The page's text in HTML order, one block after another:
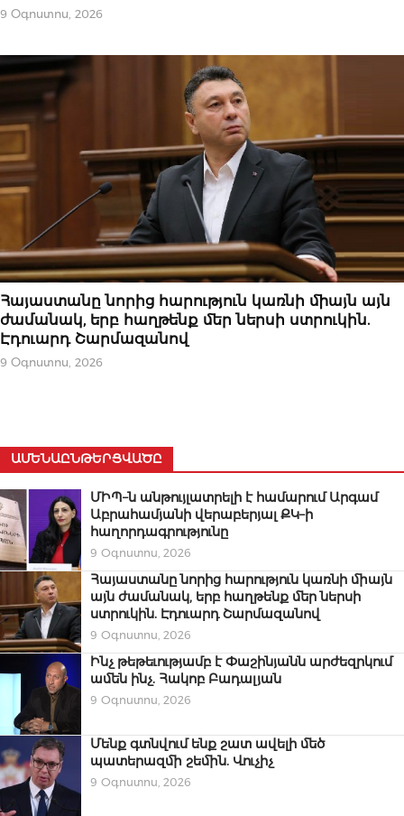
9 Օգոստոս, 2026
ՆՈՐՈՒԹՅՈՒՆՆԵՐ
Հայաստանը նորից հարություն կառնի միայն այն
ժամանակ, երբ հաղթենք մեր ներսի ստրուկին.
Էդուարդ Շարմազանով
9 Օգոստոս, 2026
ԱՄԵՆԱԸՆԹԵՐՑՎԱԾԸ
ՄԻՊ–ն անթույլատրելի է համարում Արգամ
Աբրահամյանի վերաբերյալ ՔԿ–ի
հաղորդագրությունը
9 Օգոստոս, 2026
Հայաստանը նորից հարություն կառնի միայն
այն ժամանակ, երբ հաղթենք մեր ներսի
ստրուկին. Էդուարդ Շարմազանով
9 Օգոստոս, 2026
Ինչ թեթեւությամբ է Փաշինյանն արժեզրկում
ամեն ինչ. Հակոբ Բադալյան
9 Օգոստոս, 2026
Մենք գտնվում ենք շատ ավելի մեծ
պատերազմի շեմին. Վուչիչ
9 Օգոստոս, 2026